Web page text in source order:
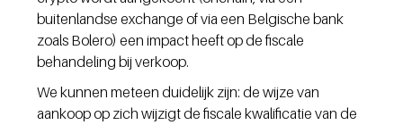
buitenlandse exchange of via een Belgische bank
zoals Bolero) een impact heeft op de fiscale
behandeling bij verkoop.
We kunnen meteen duidelijk zijn: de wijze van
aankoop op zich wijzigt de fiscale kwalificatie van de